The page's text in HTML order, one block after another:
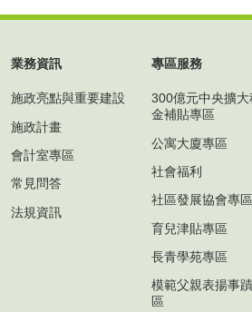
業務資訊
施政亮點與重要建設
施政計畫
會計室專區
常見問答
法規資訊
專區服務
300億元中央擴大
金補貼專區
公寓大廈專區
社會福利
社區發展協會專區
育兒津貼專區
長青學苑專區
模範父親表揚事
區